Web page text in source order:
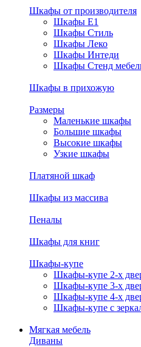
Шкафы от производителя
Шкафы E1
Шкафы Стиль
Шкафы Леко
Шкафы Интеди
Шкафы Стенд
Шкафы в прихожую
Размеры
Маленькие шкафы
Большие шкафы
Высокие шкафы
Узкие шкафы
Платяной шкаф
Шкафы из массива
Пеналы
Шкафы для книг
Шкафы-купе
Шкафы-купе 2-х
Шкафы-купе 3-х
Шкафы-купе 4-х
Шкафы-купе с
Мягкая мебель
Диваны